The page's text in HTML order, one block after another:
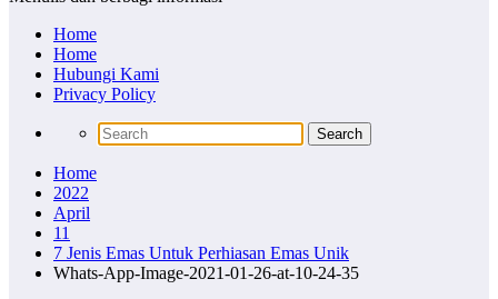
Home
Home
Hubungi Kami
Privacy Policy
Home
2022
April
11
7 Jenis Emas Untuk Perhiasan Emas Unik
Whats-App-Image-2021-01-26-at-10-24-35